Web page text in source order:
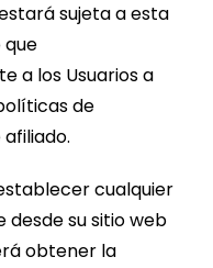
sujeta a esta
que
a los Usuarios a
de
cualquier
desde su sitio web
obtener la